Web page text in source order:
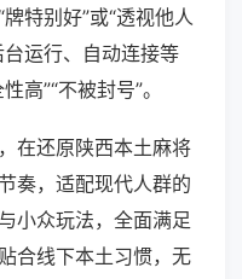
特别好”或“透视他人
运行、自动连接等
高”“不被封号”。
在还原陕西本土麻将
奏，适配现代人群的
小众玩法，全面满足
合线下本土习惯，无